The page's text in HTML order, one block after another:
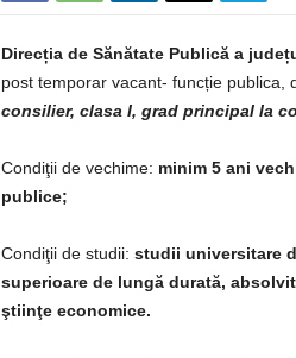
Direcția de Sănătate Publică a
post temporar vacant- funcție publica,
consilier, clasa I, grad principal la
Condiţii de vechime: minim 5 ani
publice;
Condiţii de studii: studii universitare
superioare de lungă durată,
ştiinţe economice.